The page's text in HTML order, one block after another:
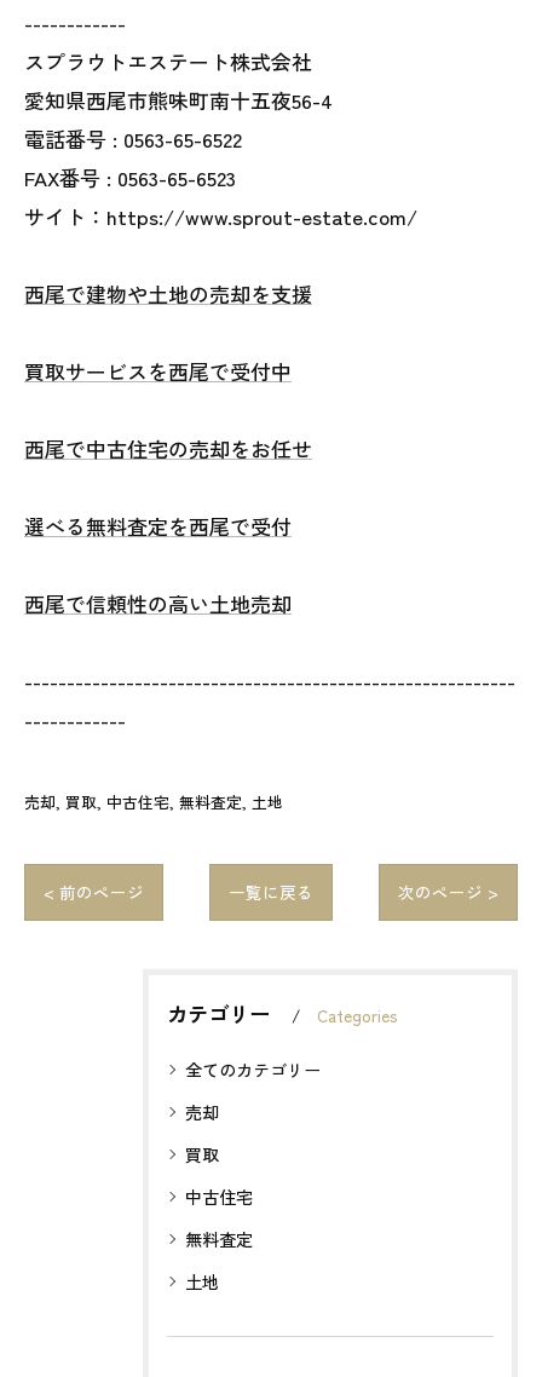
------------
スプラウトエステート株式会社
愛知県西尾市熊味町南十五夜56-4
電話番号 : 0563-65-6522
FAX番号 : 0563-65-6523
サイト：https://www.sprout-estate.com/
西尾で建物や土地の売却を支援
買取サービスを西尾で受付中
西尾で中古住宅の売却をお任せ
選べる無料査定を西尾で受付
西尾で信頼性の高い土地売却
----------------------------------------------------------
------------
売却 買取 中古住宅 無料査定 土地
< 前のページ 一覧に戻る 次のページ >
カテゴリー Categories
全てのカテゴリー
売却
買取
中古住宅
無料査定
土地